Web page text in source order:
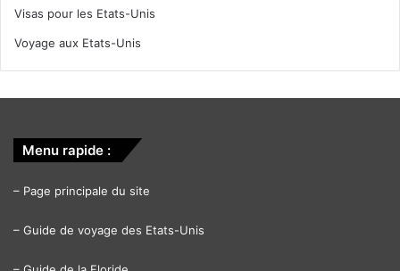
Visas pour les Etats-Unis
Voyage aux Etats-Unis
Menu rapide :
– Page principale du site
– Guide de voyage des Etats-Unis